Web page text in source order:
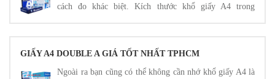
cách đo khác biệt. Kích thước khổ giấy A4 trong
GIẤY A4 DOUBLE A GIÁ TỐT NHẤT TPHCM
Ngoài ra bạn cũng có thể không cần nhớ khổ giấy A4 là